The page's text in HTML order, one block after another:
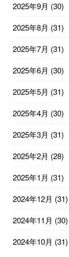
2025年9月 (30)
2025年8月 (31)
2025年7月 (31)
2025年6月 (30)
2025年5月 (31)
2025年4月 (30)
2025年3月 (31)
2025年2月 (28)
2025年1月 (31)
2024年12月 (31)
2024年11月 (30)
2024年10月 (31)